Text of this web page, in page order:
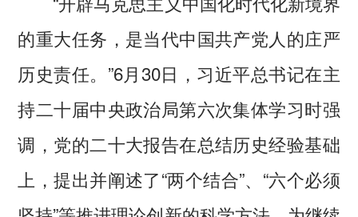
的重大任务，是当代中国共产党人的庄严
历史责任。”6月30日，习近平总书记在主
持二十届中央政治局第六次集体学习时强
调，党的二十大报告在总结历史经验基础
上，提出并阐述了“两个结合”、“六个必须